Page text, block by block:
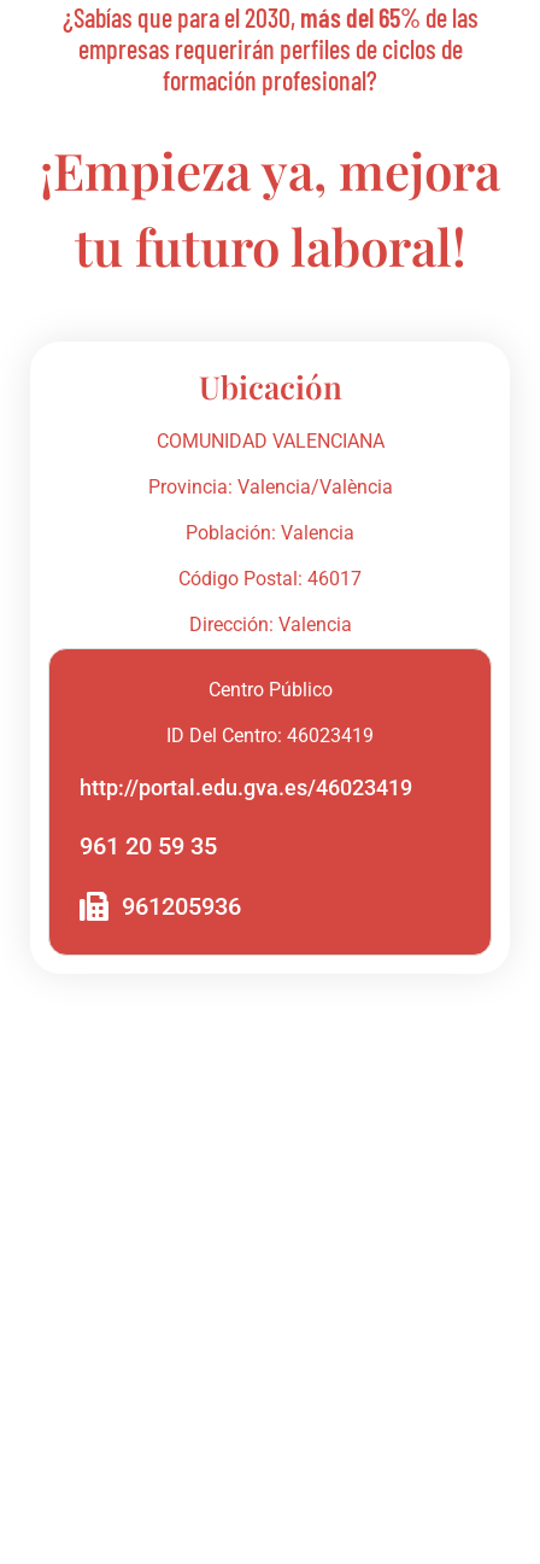
¿Sabías que para el 2030,más del 65% de las
empresas requerirán perfiles de ciclos de
formación profesional?
¡Empieza ya, mejora
tu futuro laboral!
Ubicación
COMUNIDAD VALENCIANA
Provincia: Valencia/València
Población: Valencia
Código Postal: 46017
Dirección: Valencia
Centro Público
ID Del Centro: 46023419
http://portal.edu.gva.es/46023419
961 20 59 35
961205936